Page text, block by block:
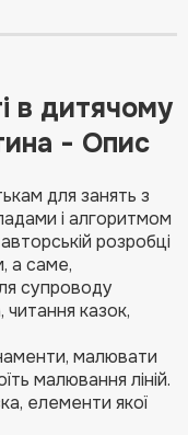
в дитячому
- Опис
для занять з
і алгоритмом
розробці
а саме,
супроводу
казок,
малювати
малювання ліній.
елементи якої